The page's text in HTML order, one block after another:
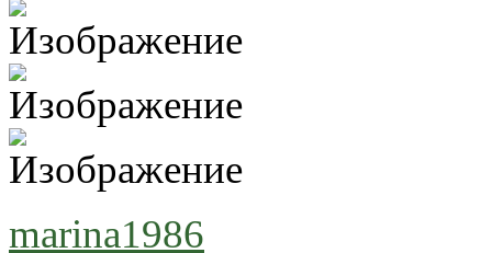
marina1986